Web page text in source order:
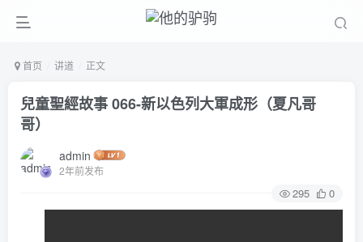
首页 讲道 正文
兒童聖經故事 066-新以色列大軍成形（夏凡哥
哥）
admin
2年前发布
295 0